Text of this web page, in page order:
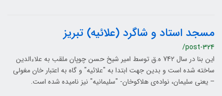
مسجد استاد و شاگرد (علائیه) تبریز
/post-324
این بنا در سال 742 ه.ق توسط امیر شیخ حسن چوپان ملقب به علاءالدین
ساخته شده است و بدین جهت ابتدا به "علائیه" و گاه به اعتبار خان مغولی
– یعنی سلیمان، نواده‌ی هلاکوخان- "سلیمانیه" نیز نامیده شده است.